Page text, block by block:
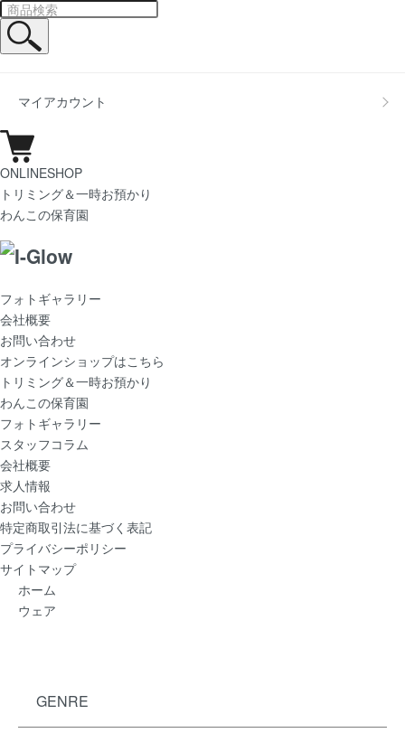
マイアカウント
ONLINESHOP
トリミング＆一時お預かり
わんこの保育園
フォトギャラリー
会社概要
お問い合わせ
オンラインショップはこちら
トリミング＆一時お預かり
わんこの保育園
フォトギャラリー
スタッフコラム
会社概要
求人情報
お問い合わせ
特定商取引法に基づく表記
プライバシーポリシー
サイトマップ
ホーム
ウェア
GENRE